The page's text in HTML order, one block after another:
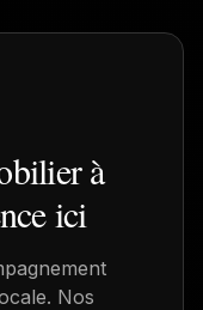
à
ici
Nos